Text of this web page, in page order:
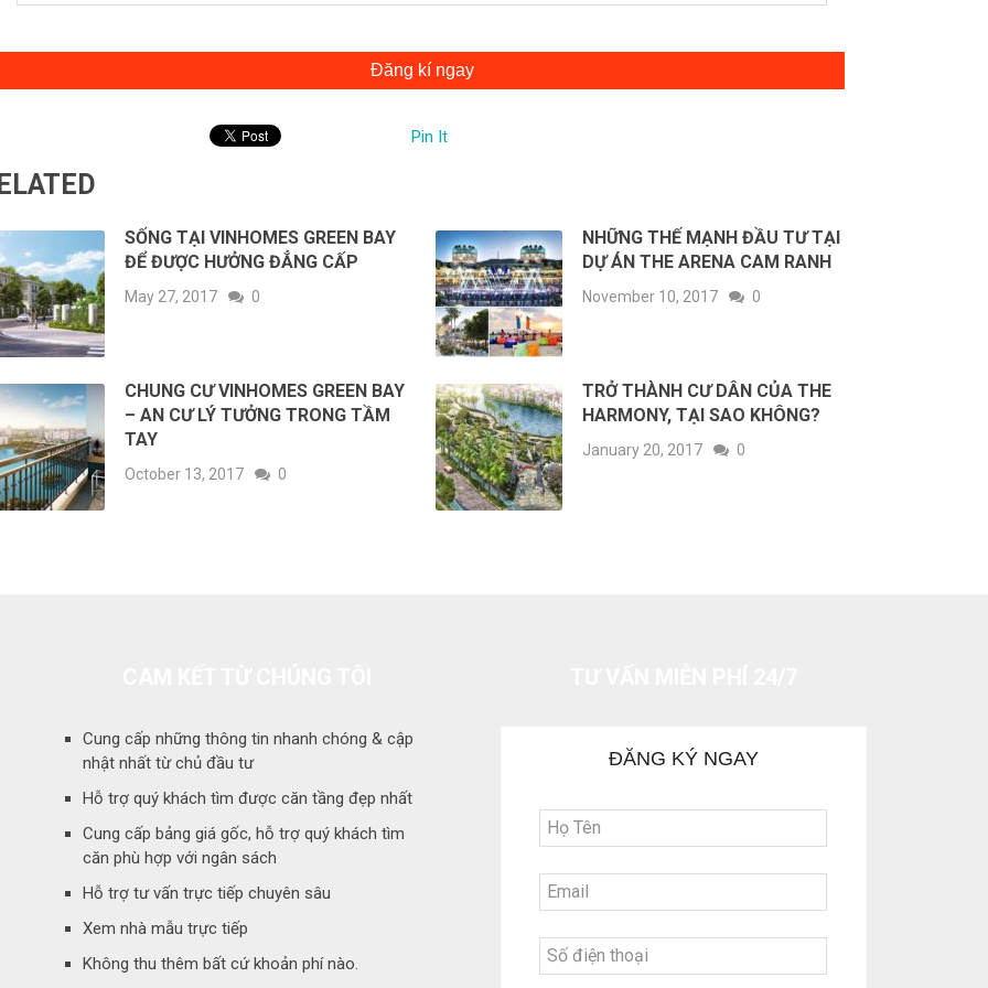
Đăng kí ngay
Pin It
SỐNG TẠI VINHOMES GREEN BAY
ĐỂ ĐƯỢC HƯỞNG ĐẲNG CẤP
May 27, 2017 0
NHỮNG THẾ MẠNH ĐẦU TƯ TẠI
DỰ ÁN THE ARENA CAM RANH
November 10, 2017 0
CHUNG CƯ VINHOMES GREEN BAY
– AN CƯ LÝ TƯỞNG TRONG TẦM
TAY
October 13, 2017 0
TRỞ THÀNH CƯ DÂN CỦA THE
HARMONY, TẠI SAO KHÔNG?
January 20, 2017 0
Cung cấp những thông tin nhanh chóng & cập
nhật nhất từ chủ đầu tư
Hỗ trợ quý khách tìm được căn tầng đẹp nhất
Cung cấp bảng giá gốc, hỗ trợ quý khách tìm
căn phù hợp với ngân sách
Hỗ trợ tư vấn trực tiếp chuyên sâu
Xem nhà mẫu trực tiếp
Không thu thêm bất cứ khoản phí nào.
ĐĂNG KÝ NGAY